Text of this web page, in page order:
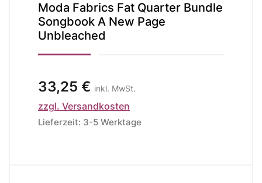
Moda Fabrics Fat Quarter Bundle
Songbook A New Page
Unbleached
33,25 € inkl. MwSt.
zzgl. Versandkosten
Lieferzeit: 3-5 Werktage